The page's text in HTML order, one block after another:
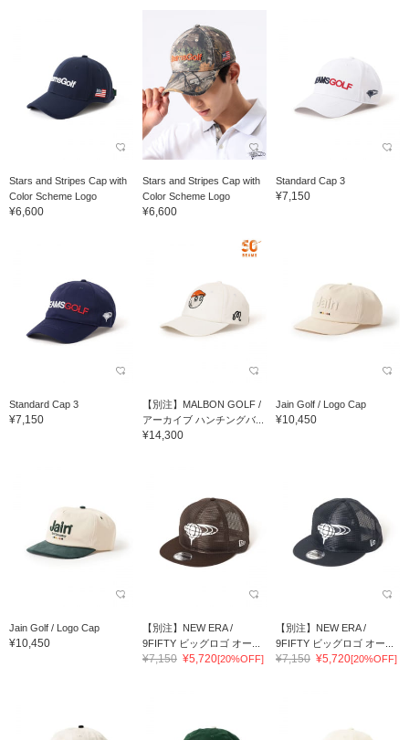
Stars and Stripes Cap with
Color Scheme Logo
¥6,600
Stars and Stripes Cap with
Color Scheme Logo
¥6,600
Standard Cap 3
¥7,150
Standard Cap 3
¥7,150
【別注】MALBON GOLF /
アーカイブ ハンチングバ...
¥14,300
Jain Golf / Logo Cap
¥10,450
Jain Golf / Logo Cap
¥10,450
【別注】NEW ERA /
9FIFTY ビッグロゴ オー...
¥7,150 ¥5,720[20%OFF]
【別注】NEW ERA /
9FIFTY ビッグロゴ オー...
¥7,150 ¥5,720[20%OFF]